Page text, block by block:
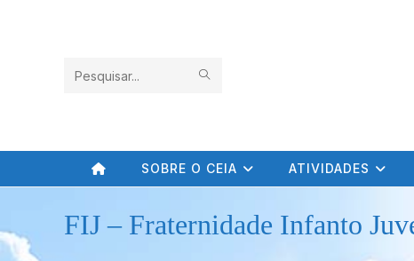
Pesquisar
SOBRE O CEIA
ATIVIDADES
FIJ – Fraternidade Infanto